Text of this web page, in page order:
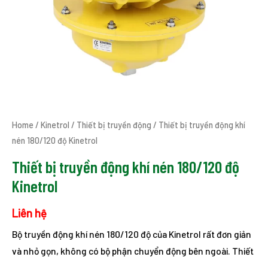
Home / Kinetrol / Thiết bị truyền động / Thiết bị truyền động khí
nén 180/120 độ Kinetrol
Thiết bị truyền động khí nén 180/120 độ
Kinetrol
Liên hệ
Bộ truyền động khí nén 180/120 độ của Kinetrol rất đơn giản
và nhỏ gọn, không có bộ phận chuyển động bên ngoài. Thiết